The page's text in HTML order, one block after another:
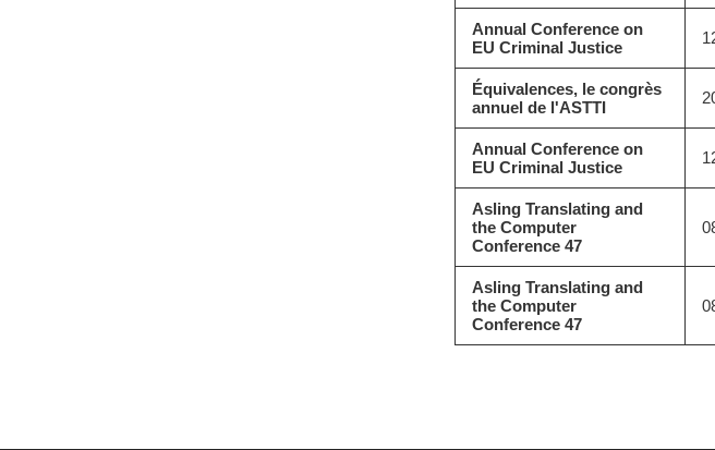
Annual Conference on
EU Criminal Justice
Équivalences, le congrès
annuel de l'ASTTI
Annual Conference on
EU Criminal Justice
Asling Translating and
the Computer
Conference 47
Asling Translating and
the Computer
Conference 47